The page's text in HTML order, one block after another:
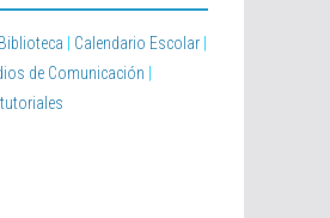
Biblioteca Calendario Escolar
de Comunicación